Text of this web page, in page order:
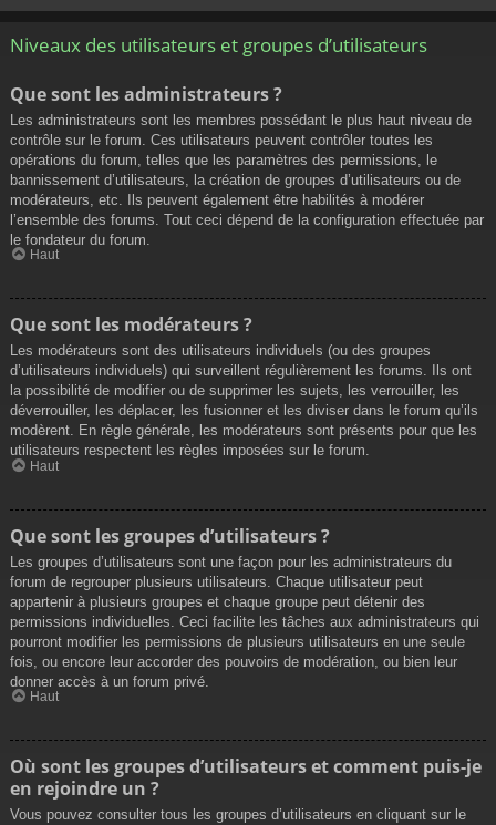
Niveaux des utilisateurs et groupes d’utilisateurs
Que sont les administrateurs ?
Les administrateurs sont les membres possédant le plus haut niveau de
contrôle sur le forum. Ces utilisateurs peuvent contrôler toutes les
opérations du forum, telles que les paramètres des permissions, le
bannissement d’utilisateurs, la création de groupes d’utilisateurs ou de
modérateurs, etc. Ils peuvent également être habilités à modérer
l’ensemble des forums. Tout ceci dépend de la configuration effectuée par
le fondateur du forum.
Haut
Que sont les modérateurs ?
Les modérateurs sont des utilisateurs individuels (ou des groupes
d’utilisateurs individuels) qui surveillent régulièrement les forums. Ils ont
la possibilité de modifier ou de supprimer les sujets, les verrouiller, les
déverrouiller, les déplacer, les fusionner et les diviser dans le forum qu’ils
modèrent. En règle générale, les modérateurs sont présents pour que les
utilisateurs respectent les règles imposées sur le forum.
Haut
Que sont les groupes d’utilisateurs ?
Les groupes d’utilisateurs sont une façon pour les administrateurs du
forum de regrouper plusieurs utilisateurs. Chaque utilisateur peut
appartenir à plusieurs groupes et chaque groupe peut détenir des
permissions individuelles. Ceci facilite les tâches aux administrateurs qui
pourront modifier les permissions de plusieurs utilisateurs en une seule
fois, ou encore leur accorder des pouvoirs de modération, ou bien leur
donner accès à un forum privé.
Haut
Où sont les groupes d’utilisateurs et comment puis-je
en rejoindre un ?
Vous pouvez consulter tous les groupes d’utilisateurs en cliquant sur le